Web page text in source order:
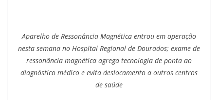
Aparelho de Ressonância Magnética entrou em operação
nesta semana no Hospital Regional de Dourados; exame de
ressonância magnética agrega tecnologia de ponta ao
diagnóstico médico e evita deslocamento a outros centros
de saúde